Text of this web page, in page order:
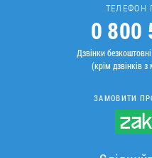
ТЕЛЕФОН
0 800
Дзвінки
(крім дзвінків з
ЗАМОВИТИ